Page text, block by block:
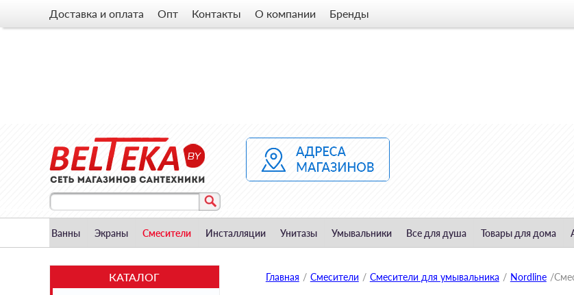
Доставка и оплата Опт Контакты О компании Бренды
Ванны Экраны Смесители Инсталляции Унитазы Умывальники Все для душа Товары для дома
Главная / Смесители / Смесители для умывальника / Nordline /
КАТАЛОГ